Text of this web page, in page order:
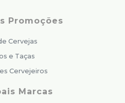
Promoções
Cervejas
e Taças
Cervejeiros
Marcas